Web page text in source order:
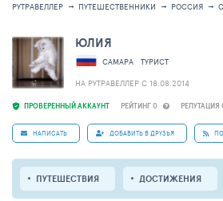
РУТРАВЕЛЛЕР ПУТЕШЕСТВЕННИКИ РОССИЯ
ПРОВЕРЕННЫЙ АККАУНТ РЕЙТИНГ 0 РЕПУТАЦИЯ
ЮЛИЯ
САМАРА
ТУРИСТ
НА РУТРАВЕЛЛЕР C 18.08.2014
НАПИСАТЬ ДОБАВИТЬ В ДРУЗЬЯ
ПУТЕШЕСТВИЯ ДОСТИЖЕНИЯ